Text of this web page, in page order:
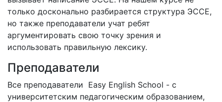
только досконально разбирается структура ЭССЕ,
но также преподаватели учат ребят
аргументировать свою точку зрения и
использовать правильную лексику.
Преподаватели
Все преподаватели Easy English School - с
университетским педагогическим образованием,